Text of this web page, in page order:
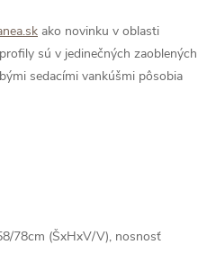
ako novinku v oblasti
sú v jedinečných zaoblených
sedacími vankúšmi pôsobia
78cm (ŠxHxV/V), nosnosť